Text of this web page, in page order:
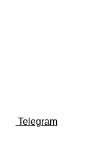
Telegram